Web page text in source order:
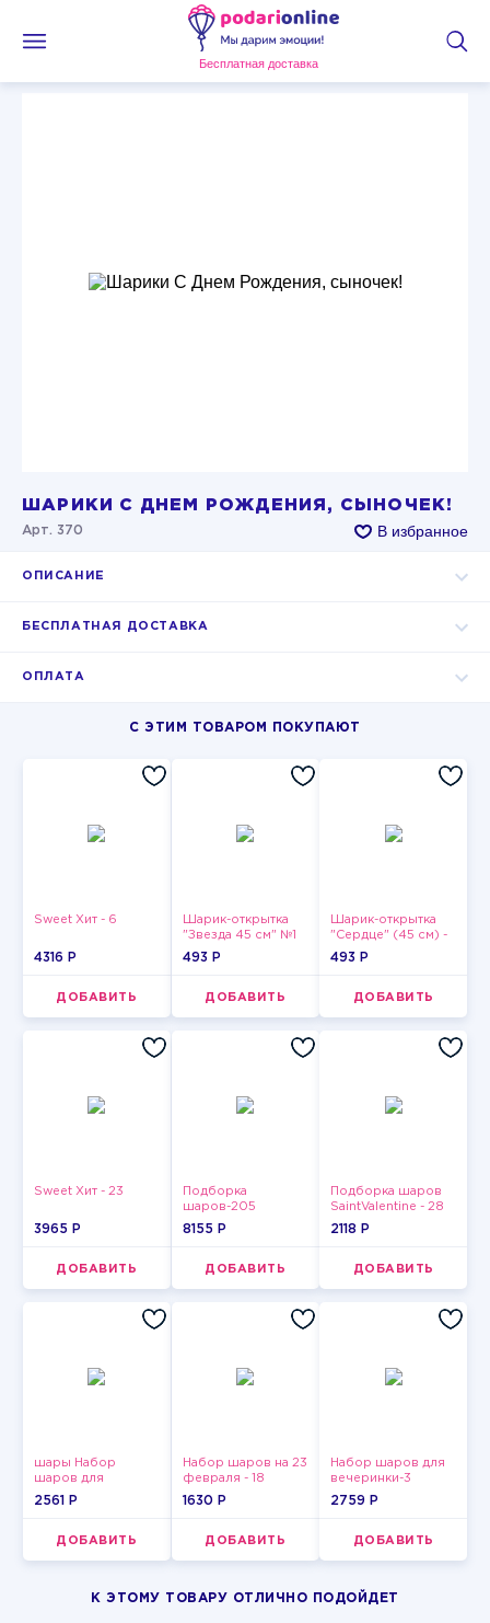
Бесплатная доставка
ШАРИКИ С ДНЕМ РОЖДЕНИЯ, СЫНОЧЕК!
Арт. 370 В избранное
ОПИСАНИЕ
БЕСПЛАТНАЯ ДОСТАВКА
ОПЛАТА
С ЭТИМ ТОВАРОМ ПОКУПАЮТ
Sweet Хит - 6
4316 P
ДОБАВИТЬ
Шарик-открытка
"Звезда 45 см" №1
493 P
ДОБАВИТЬ
Шарик-открытка
"Сердце" (45 см) -
2
493 P
ДОБАВИТЬ
Sweet Хит - 23
3965 P
ДОБАВИТЬ
Подборка
шаров-205
8155 P
ДОБАВИТЬ
Подборка шаров
SaintValentine - 28
2118 P
ДОБАВИТЬ
шары Набор
шаров для
девушки-14
2561 P
ДОБАВИТЬ
Набор шаров на 23
февраля - 18
1630 P
ДОБАВИТЬ
Набор шаров для
вечеринки-3
2759 P
ДОБАВИТЬ
К ЭТОМУ ТОВАРУ ОТЛИЧНО ПОДОЙДЕТ